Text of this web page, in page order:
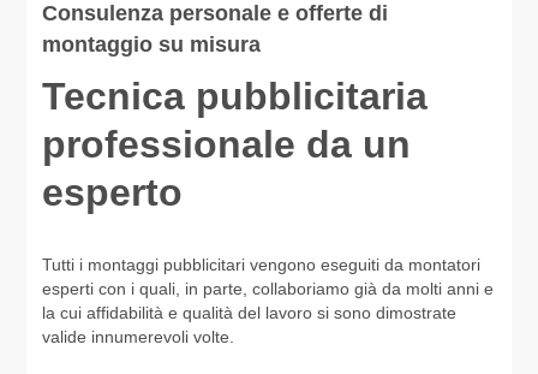
Consulenza personale e offerte di
montaggio su misura
Tecnica pubblicitaria
professionale da un
esperto
Tutti i montaggi pubblicitari vengono eseguiti da montatori
esperti con i quali, in parte, collaboriamo già da molti anni e
la cui affidabilità e qualità del lavoro si sono dimostrate
valide innumerevoli volte.